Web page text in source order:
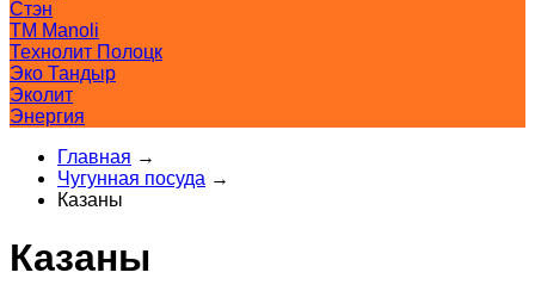
Стэн
ТМ Manoli
Технолит Полоцк
Эко Тандыр
Эколит
Энергия
Главная →
Чугунная посуда →
Казаны
Казаны